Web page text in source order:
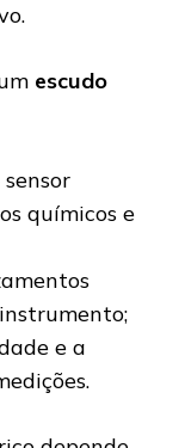
escudo
químicos e
e a